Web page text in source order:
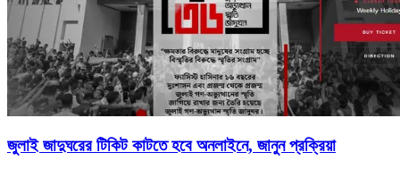
জুলাই জাদুঘরের টিকিট কাটতে হবে অনলাইনে, জানুন প্রক্রিয়া